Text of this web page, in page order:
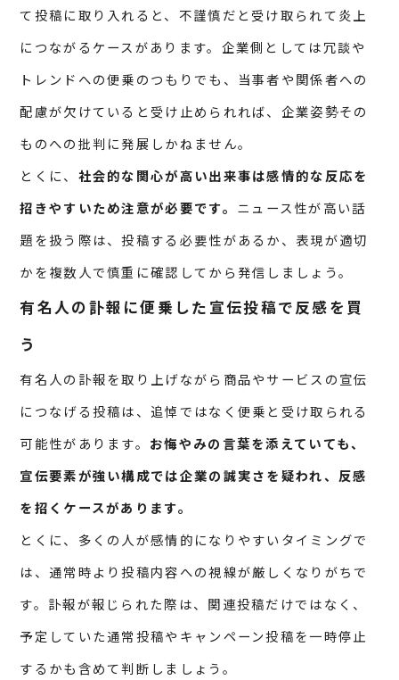
て投稿に取り入れると、不謹慎だと受け取られて炎上
につながるケースがあります。企業側としては冗談や
トレンドへの便乗のつもりでも、当事者や関係者への
配慮が欠けていると受け止められれば、企業姿勢その
ものへの批判に発展しかねません。
とくに、 社会的な関心が高い出来事は感情的な反応を
招きやすいため注意が必要です。 ニュース性が高い話
題を扱う際は、投稿する必要性があるか、表現が適切
かを複数人で慎重に確認してから発信しましょう。
有名人の訃報に便乗した宣伝投稿で反感を買
う
有名人の訃報を取り上げながら商品やサービスの宣伝
につなげる投稿は、追悼ではなく便乗と受け取られる
可能性があります。 お悔やみの言葉を添えていても、
宣伝要素が強い構成では企業の誠実さを疑われ、反感
を招くケースがあります。
とくに、多くの人が感情的になりやすいタイミングで
は、通常時より投稿内容への視線が厳しくなりがちで
す。訃報が報じられた際は、関連投稿だけではなく、
予定していた通常投稿やキャンペーン投稿を一時停止
するかも含めて判断しましょう。